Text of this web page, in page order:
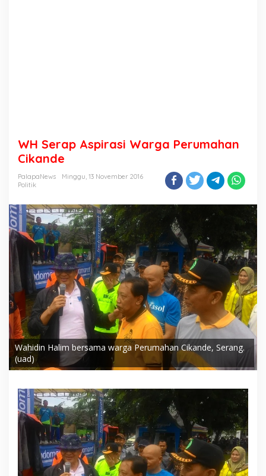
WH Serap Aspirasi Warga Perumahan
Cikande
PalapaNews
Minggu, 13 November 2016
Politik
Wahidin Halim bersama warga Perumahan Cikande, Serang.
(uad)